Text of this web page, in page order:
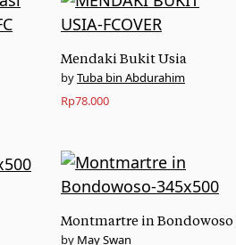
Mendaki Bukit Usia
Tuba bin Abdurahim
Rp78.000
Montmartre in Bondowoso
May Swan